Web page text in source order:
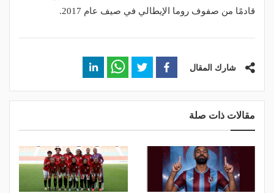
قادمًا من صفوف روما الإيطالي في صيف عام 2017.
شارك المقال
مقالات ذات صلة